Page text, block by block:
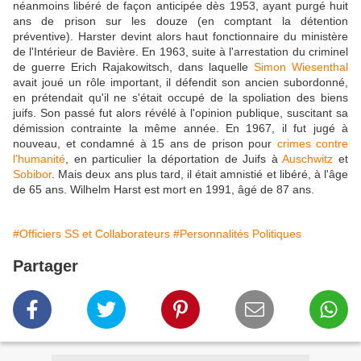
néanmoins libéré de façon anticipée dès 1953, ayant purgé huit
ans de prison sur les douze (en comptant la détention
préventive). Harster devint alors haut fonctionnaire du ministère
de l'Intérieur de Bavière. En 1963, suite à l'arrestation du criminel
de guerre Erich Rajakowitsch, dans laquelle Simon Wiesenthal
avait joué un rôle important, il défendit son ancien subordonné,
en prétendait qu'il ne s'était occupé de la spoliation des biens
juifs. Son passé fut alors révélé à l'opinion publique, suscitant sa
démission contrainte la même année. En 1967, il fut jugé à
nouveau, et condamné à 15 ans de prison pour crimes contre
l'humanité , en particulier la déportation de Juifs àAuschwitz et
Sobibor. Mais deux ans plus tard, il était amnistié et libéré, à l'âge
de 65 ans. Wilhelm Harst est mort en 1991, âgé de 87 ans.
#Officiers SS et Collaborateurs #Personnalités Politiques
Partager